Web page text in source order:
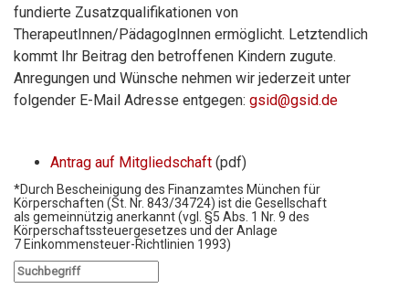
fundierte Zusatzqualifikationen von
TherapeutInnen/PädagogInnen ermöglicht. Letztendlich
kommt Ihr Beitrag den betroffenen Kindern zugute.
Anregungen und Wünsche nehmen wir jederzeit unter
folgender E-Mail Adresse entgegen: gsid@gsid.de
Antrag auf Mitgliedschaft (pdf)
*Durch Bescheinigung des Finanzamtes München für
Körperschaften (St. Nr. 843/34724) ist die Gesellschaft
als gemeinnützig anerkannt (vgl. §5 Abs. 1 Nr. 9 des
Körperschaftssteuergesetzes und der Anlage
7 Einkommensteuer-Richtlinien 1993)